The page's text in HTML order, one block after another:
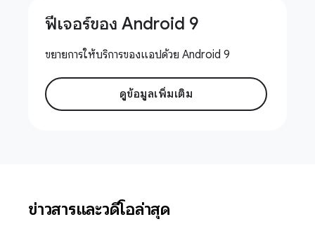
ฟีเจอร์ของ Android 9
ขยายการให้บริการของแอปด้วย Android 9
ดูข้อมูลเพิ่มเติม
ข่าวสารและวิดีโอล่าสุด